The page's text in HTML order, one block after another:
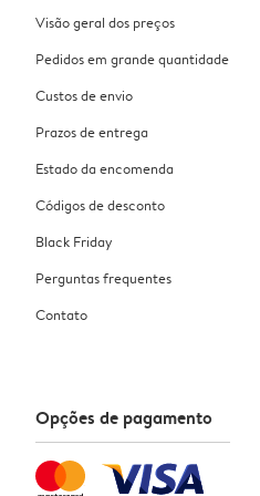
Visão geral dos preços
Pedidos em grande quantidade
Custos de envio
Prazos de entrega
Estado da encomenda
Códigos de desconto
Black Friday
Perguntas frequentes
Contato
Opções de pagamento